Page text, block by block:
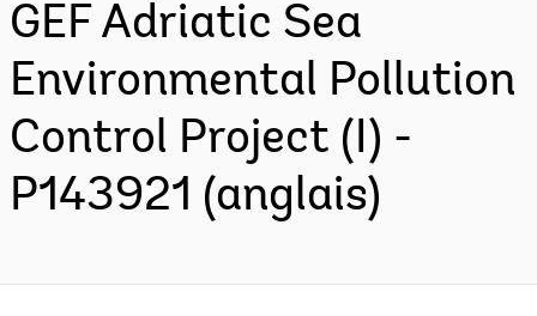
GEF Adriatic Sea
Environmental Pollution
Control Project (I) -
P143921 (anglais)